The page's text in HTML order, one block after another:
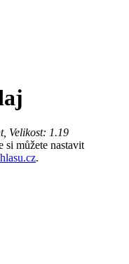
Velikost: 1.19
si můžete nastavit
.